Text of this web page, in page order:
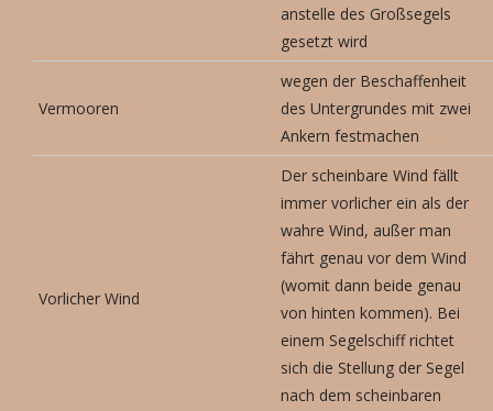
anstelle des Großsegels
gesetzt wird
Vermooren
wegen der Beschaffenheit
des Untergrundes mit zwei
Ankern festmachen
Vorlicher Wind
Der scheinbare Wind fällt
immer vorlicher ein als der
wahre Wind, außer man
fährt genau vor dem Wind
(womit dann beide genau
von hinten kommen). Bei
einem Segelschiff richtet
sich die Stellung der Segel
nach dem scheinbaren